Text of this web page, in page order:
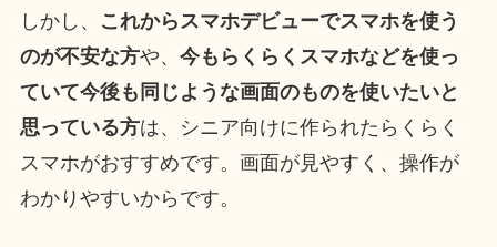
しかし、
これからスマホデビューでスマホを使う
のが不安な方や、 今もらくらくスマホなどを使っ
ていて今後も同じような画面のものを使いたいと
思っている方は、シニア向けに作られたらくらく
スマホがおすすめです。画面が見やすく、操作が
わかりやすいからです。